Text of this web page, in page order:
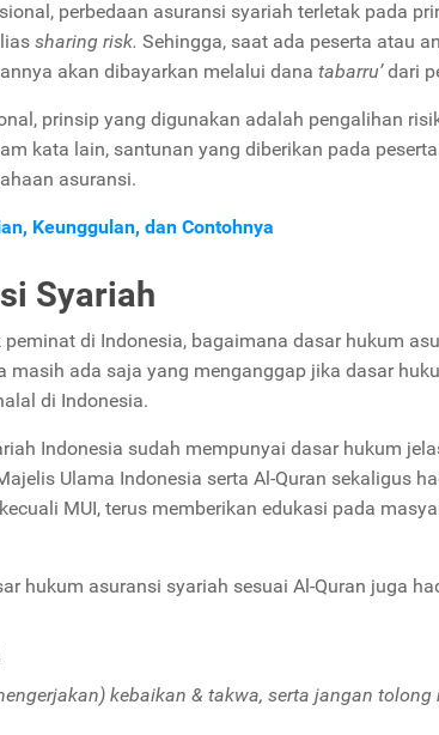
perbedaan asuransi syariah terletak pada
sharing risk. Sehingga, saat ada peserta atau
akan dibayarkan melalui dana tabarru’dari
prinsip yang digunakan adalah pengalihan
kata lain, santunan yang diberikan pada
asuransi.
Keunggulan, dan Contohnya
Syariah
di Indonesia, bagaimana dasar hukum
masih ada saja yang menganggap jika dasar
di Indonesia.
Indonesia sudah mempunyai dasar hukum
Ulama Indonesia serta Al-Quran sekaligus
MUI, terus memberikan edukasi pada
hukum asuransi syariah sesuai Al-Quran juga
kebaikan & takwa, serta jangan